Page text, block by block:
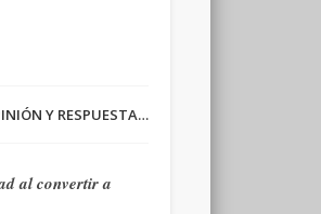
Y RESPUESTA…
al convertir a